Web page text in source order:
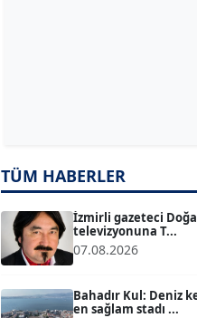
T TUĞÇE
ATİLLA
TÜM HABERLER
İzmirli gazeteci
televizyonuna T...
07.08.2026
Bahadır Kul: Deniz
en sağlam stadı ...